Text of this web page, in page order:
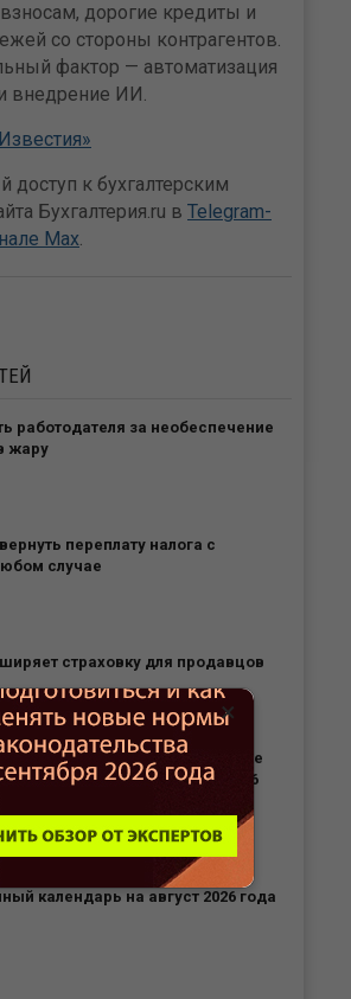
дорогие кредиты и
со стороны контрагентов.
фактор — автоматизация
внедрение ИИ.
доступ к бухгалтерским
Бухгалтерия.ru в Telegram-
Max.
работодателя за необеспечение
жару
переплату налога с
случае
страховку для продавцов
право выписывать бумажные
после 1 сентября 2026
календарь на август 2026 года
×